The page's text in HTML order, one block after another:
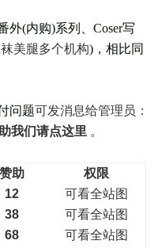
外(内购)系列、Coser写
美腿多个机构)，相比同
问题可发消息给管理员：
我们请点这里 。
赞助
权限
12
可看全站图
38
可看全站图
68
可看全站图